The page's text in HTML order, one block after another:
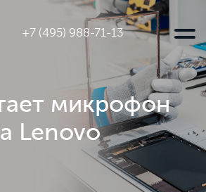
+7 (495) 988-71-13
микрофон
Lenovo